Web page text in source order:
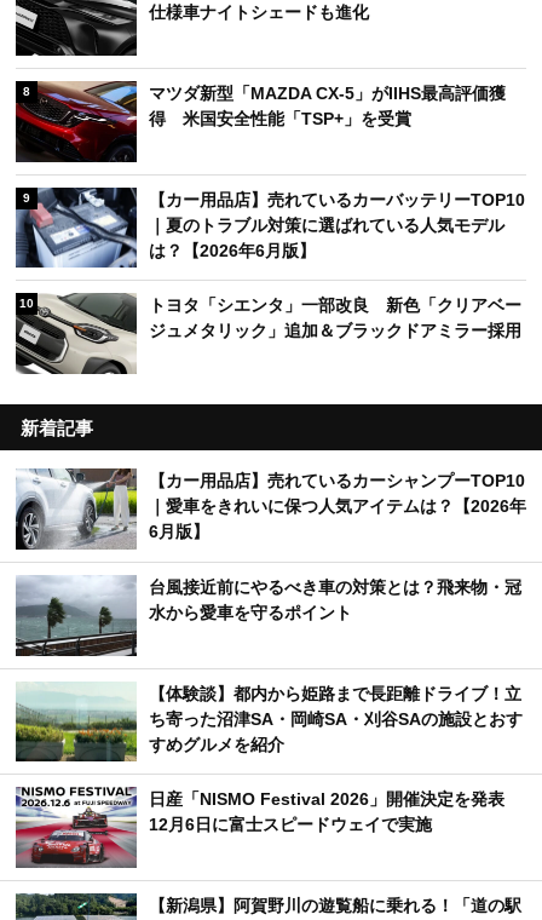
仕様車ナイトシェードも進化
8
マツダ新型「MAZDA CX-5」がIIHS最高評価獲
得 米国安全性能「TSP+」を受賞
9
【カー用品店】売れているカーバッテリーTOP10
｜夏のトラブル対策に選ばれている人気モデル
は？【2026年6月版】
10
トヨタ「シエンタ」一部改良 新色「クリアベー
ジュメタリック」追加＆ブラックドアミラー採用
新着記事
【カー用品店】売れているカーシャンプーTOP10
｜愛車をきれいに保つ人気アイテムは？【2026年
6月版】
台風接近前にやるべき車の対策とは？飛来物・冠
水から愛車を守るポイント
【体験談】都内から姫路まで長距離ドライブ！立
ち寄った沼津SA・岡崎SA・刈谷SAの施設とおす
すめグルメを紹介
日産「NISMO Festival 2026」開催決定を発表
12月6日に富士スピードウェイで実施
【新潟県】阿賀野川の遊覧船に乗れる！「道の駅